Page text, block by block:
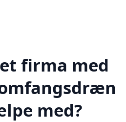
firma med
med?